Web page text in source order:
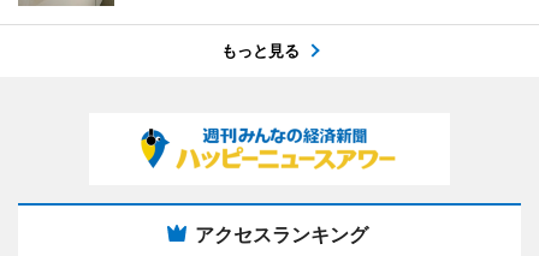
もっと見る
アクセスランキング